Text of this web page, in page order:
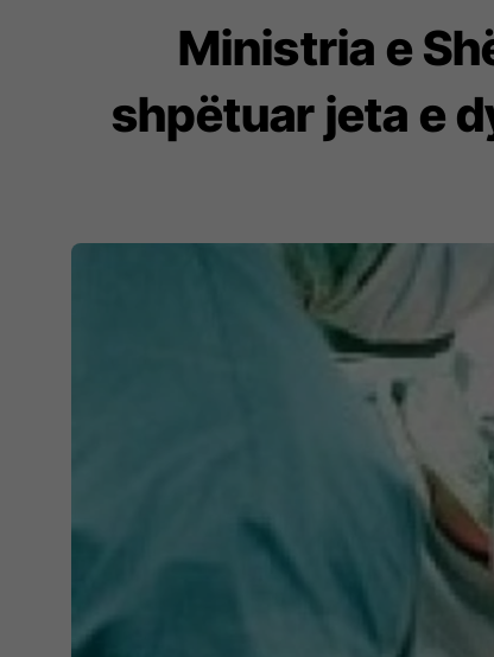
Ministria e
shpëtuar jeta e